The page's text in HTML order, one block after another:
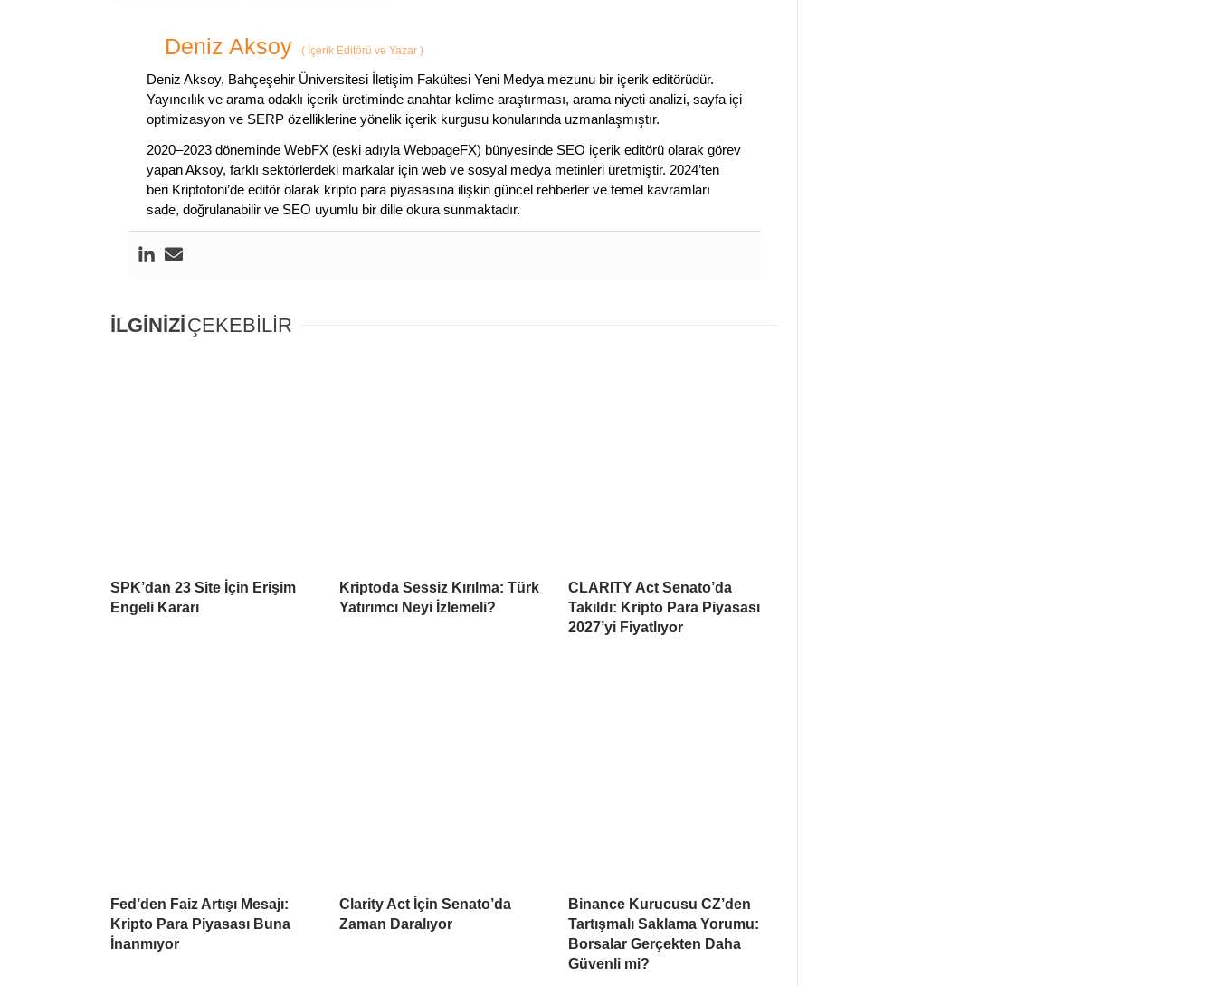
Deniz Aksoy ( İçerik Editörü ve Yazar )
Deniz Aksoy, Bahçeşehir Üniversitesi İletişim Fakültesi Yeni Medya mezunu bir içerik editörüdür.
Yayıncılık ve arama odaklı içerik üretiminde anahtar kelime araştırması, arama niyeti analizi, sayfa içi
optimizasyon ve SERP özelliklerine yönelik içerik kurgusu konularında uzmanlaşmıştır.
2020–2023 döneminde WebFX (eski adıyla WebpageFX) bünyesinde SEO içerik editörü olarak görev
yapan Aksoy, farklı sektörlerdeki markalar için web ve sosyal medya metinleri üretmiştir. 2024’ten
beri Kriptofoni’de editör olarak kripto para piyasasına ilişkin güncel rehberler ve temel kavramları
sade, doğrulanabilir ve SEO uyumlu bir dille okura sunmaktadır.
İLGİNİZİÇEKEBİLİR
SPK’dan 23 Site İçin Erişim
Engeli Kararı
Kriptoda Sessiz Kırılma: Türk
Yatırımcı Neyi İzlemeli?
CLARITY Act Senato’da
Takıldı: Kripto Para Piyasası
2027’yi Fiyatlıyor
Fed’den Faiz Artışı Mesajı:
Kripto Para Piyasası Buna
İnanmıyor
Clarity Act İçin Senato’da
Zaman Daralıyor
Binance Kurucusu CZ’den
Tartışmalı Saklama Yorumu:
Borsalar Gerçekten Daha
Güvenli mi?